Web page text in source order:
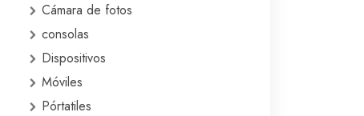
Cámara de fotos
consolas
Dispositivos
Móviles
Pórtatiles